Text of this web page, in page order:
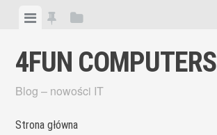
Skip
content
ViewView
posts
View
4FUN COMPUTERS
Blog – nowości IT
Strona główna